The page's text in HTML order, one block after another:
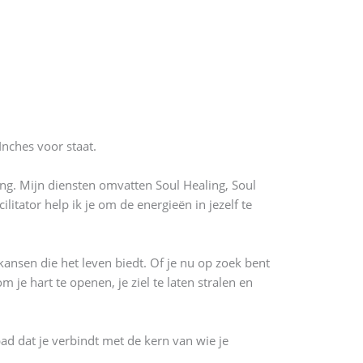
voor staat.
Mijn diensten omvatten Soul Healing, Soul
help ik je om de energieën in jezelf te
die het leven biedt. Of je nu op zoek bent
je hart te openen, je ziel te laten stralen en
dat je verbindt met de kern van wie je